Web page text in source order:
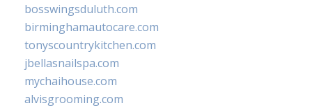
bosswingsduluth.com
birminghamautocare.com
tonyscountrykitchen.com
jbellasnailspa.com
mychaihouse.com
alvisgrooming.com